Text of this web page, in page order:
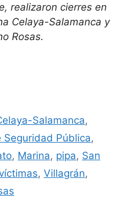
realizaron cierres en
Celaya-Salamanca y
Rosas.
Salamanca,
Seguridad Pública,
, Marina, pipa, San
, Villagrán,